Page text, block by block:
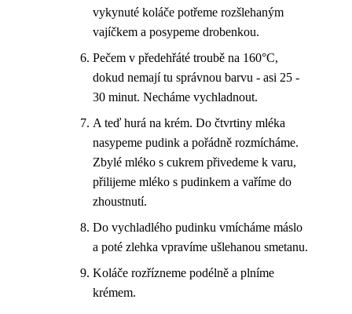
vykynuté koláče potřeme rozšlehaným
vajíčkem a posypeme drobenkou.
Pečem v předehřáté troubě na 160°C,
dokud nemají tu správnou barvu - asi 25 -
30 minut. Necháme vychladnout.
A teď hurá na krém. Do čtvrtiny mléka
nasypeme pudink a pořádně rozmícháme.
Zbylé mléko s cukrem přivedeme k varu,
přilijeme mléko s pudinkem a vaříme do
zhoustnutí.
Do vychladlého pudinku vmícháme máslo
a poté zlehka vpravíme ušlehanou smetanu.
Koláče rozřízneme podélně a plníme
krémem.